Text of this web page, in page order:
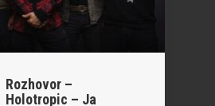
Rozhovor –
Holotropic – Ja